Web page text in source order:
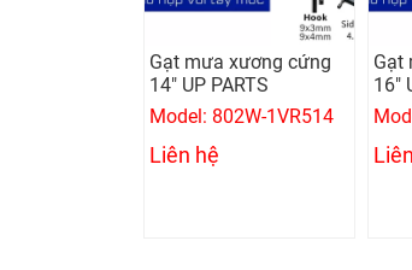
Gạt mưa xương cứng
14" UP PARTS
Model: 802W-1VR514
Liên hệ
Gạt
16"